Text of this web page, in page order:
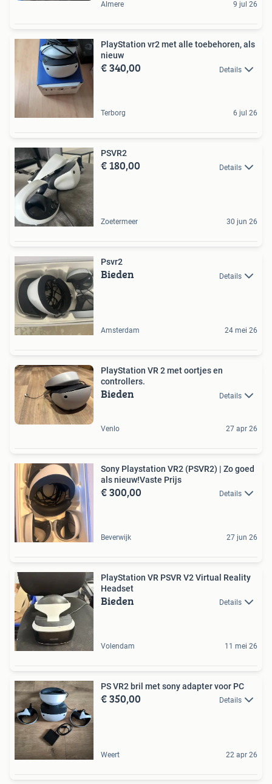
Almere 9 jul 26
PlayStation vr2 met alle toebehoren, als
nieuw
€ 340,00 Details
Terborg 6 jul 26
PSVR2
€ 180,00 Details
Zoetermeer 30 jun 26
Psvr2
Bieden Details
Amsterdam 24 mei 26
PlayStation VR 2 met oortjes en
controllers.
Bieden Details
Venlo 27 apr 26
Sony Playstation VR2 (PSVR2) | Zo goed
als nieuw!Vaste Prijs
€ 300,00 Details
Beverwijk 27 jun 26
PlayStation VR PSVR V2 Virtual Reality
Headset
Bieden Details
Volendam 11 mei 26
PS VR2 bril met sony adapter voor PC
€ 350,00 Details
Weert 22 apr 26